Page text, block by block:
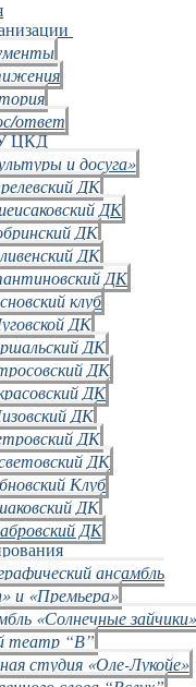
ответ
ЦКД
и досуга»
ДК
ДК
ДК
ДК
ДК
клуб
ДК
ДК
ДК
ДК
ДК
ДК
ДК
Клуб
ДК
ДК
ансамбль
и «Премьера»
«Солнечные
театр “В”
студия «Оле-Лукойе»